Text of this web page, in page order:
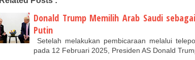
Donald Trump Memilih Arab Saudi
Putin
Setelah melakukan pembicaraan melalui
pada 12 Februari 2025, Presiden AS Donald